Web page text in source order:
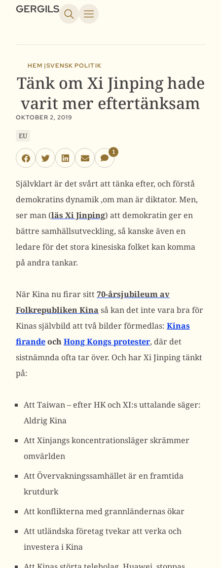
GERGILS
HEM |SVENSK POLITIK
Tänk om Xi Jinping hade
varit mer eftertänksam
OKTOBER 2, 2019
EU
1
Självklart är det svårt att tänka efter, och förstå
demokratins dynamik ,om man är diktator. Men,
ser man (läs Xi Jinping) att demokratin ger en
bättre samhällsutveckling, så kanske även en
ledare för det stora kinesiska folket kan komma
på andra tankar.
När Kina nu firar sitt70-årsjubileum av
Folkrepubliken Kina så kan det inte vara bra för
Kinas självbild att två bilder förmedlas: Kinas
firandeochHong Kongs protester, där det
sistnämnda ofta tar över. Och har Xi Jinping tänkt
på:
Att Taiwan – efter HK och XI:s uttalande säger:
Aldrig Kina
Att Xinjangs koncentrationsläger skrämmer
omvärlden
Att Övervakningssamhället är en framtida
krutdurk
Att konflikterna med grannländernas ökar
Att utländska företag tvekar att verka och
investera i Kina